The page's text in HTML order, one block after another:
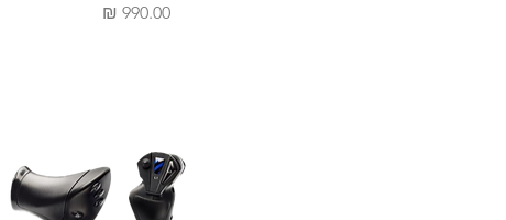
מחיר‏990.00 ‏₪